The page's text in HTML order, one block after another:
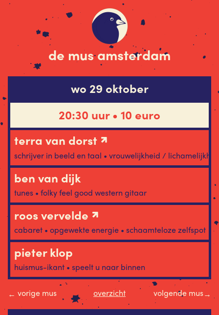
de mus amsterdam
wo 29 oktober
20:30 uur • 10 euro
terra van dorst
schrijver in beeld en taal • vrouwelijkheid /
ben van dijk
tunes • folky feel good western gitaar
roos vervelde
cabaret • opgewekte energie • schaamteloze zelfspot
pieter klop
huismus-ikant • speelt u naar binnen
← vorige mus overzicht volgende mus→